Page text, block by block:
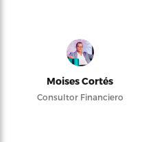
Moises Cortés
Consultor Financiero